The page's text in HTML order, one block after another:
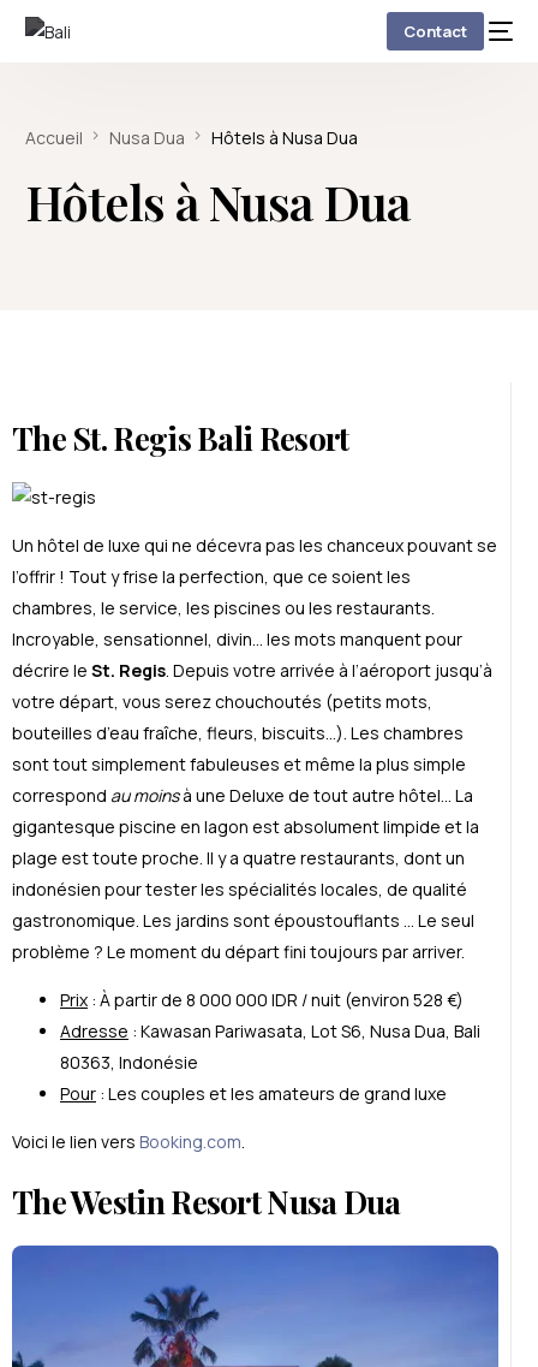
Contact
Accueil Nusa Dua Hôtels à Nusa Dua
Hôtels à Nusa Dua
The St. Regis Bali Resort
Un hôtel de luxe qui ne décevra pas les chanceux pouvant se
l’offrir ! Tout y frise la perfection, que ce soient les
chambres, le service, les piscines ou les restaurants.
Incroyable, sensationnel, divin… les mots manquent pour
décrire le St. Regis. Depuis votre arrivée à l’aéroport jusqu’à
votre départ, vous serez chouchoutés (petits mots,
bouteilles d’eau fraîche, fleurs, biscuits…). Les chambres
sont tout simplement fabuleuses et même la plus simple
correspond au moinsà une Deluxe de tout autre hôtel… La
gigantesque piscine en lagon est absolument limpide et la
plage est toute proche. Il y a quatre restaurants, dont un
indonésien pour tester les spécialités locales, de qualité
gastronomique. Les jardins sontépoustouflants … Le seul
problème ? Le moment du départ fini toujours par arriver.
Prix : À partir de 8 000 000 IDR / nuit (environ 528 €)
Adresse : Kawasan Pariwasata, Lot S6, Nusa Dua, Bali
80363, Indonésie
Pour : Les couples et les amateurs de grand luxe
Voici le lien vers Booking.com.
The Westin Resort Nusa Dua